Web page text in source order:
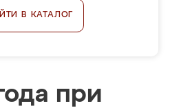
В КАТАЛОГ
при